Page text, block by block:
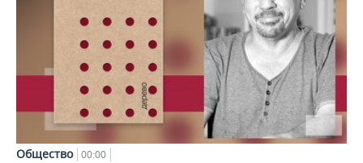
Общество 00:00